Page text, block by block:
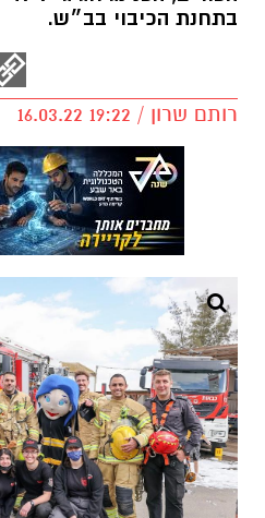
בתחנת הכיבוי בב״ש.
רותם שרון / 19:22 16.03.22